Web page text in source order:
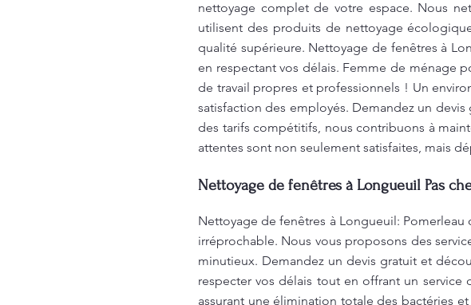
nettoyage complet de votre espace. Nous
utilisent des produits de nettoyage
qualité supérieure. Nettoyage de fenêtres à
en respectant vos délais. Femme de ménage
de travail propres et professionnels ! Un
satisfaction des employés. Demandez un
des tarifs compétitifs, nous contribuons à
attentes sont non seulement satisfaites, mais
Nettoyage de fenêtres à Longueuil Pas
Nettoyage de fenêtres à Longueuil:
irréprochable. Nous vous proposons des
minutieux. Demandez un devis gratuit et
respecter vos délais tout en offrant un
assurant une élimination totale des bactéries